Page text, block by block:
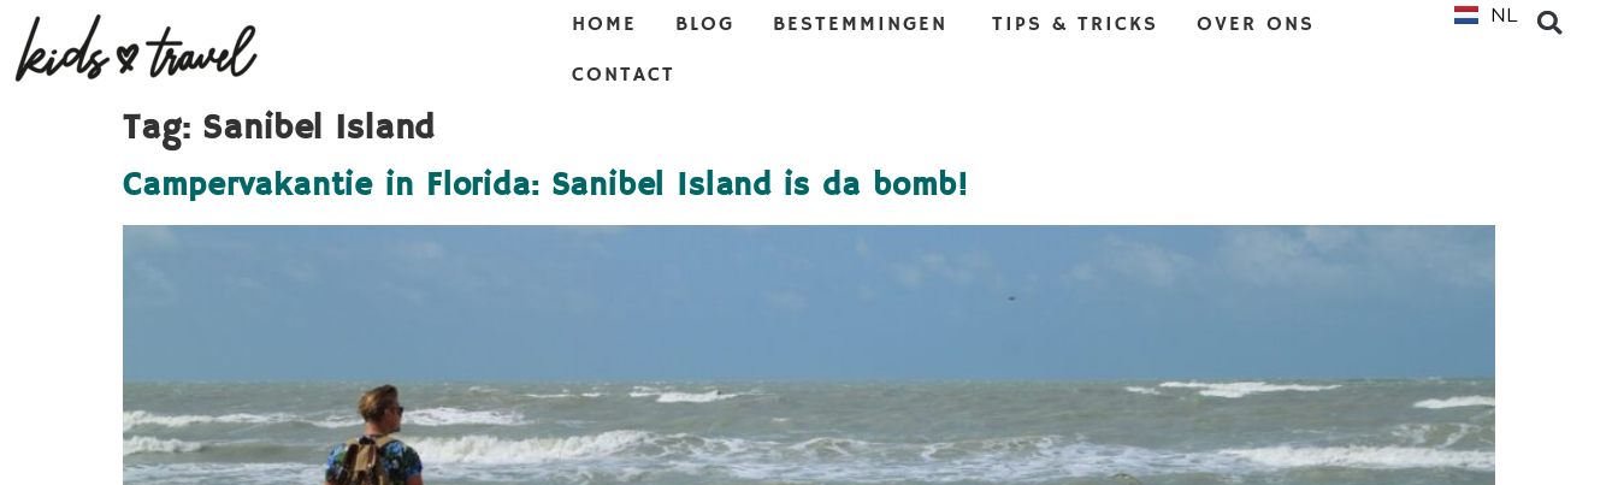
HOME BLOG BESTEMMINGEN TIPS & TRICKS
OVER ONS
CONTACT
NL
EN
Tag: Sanibel Island
Campervakantie in Florida: Sanibel Island is da bomb!